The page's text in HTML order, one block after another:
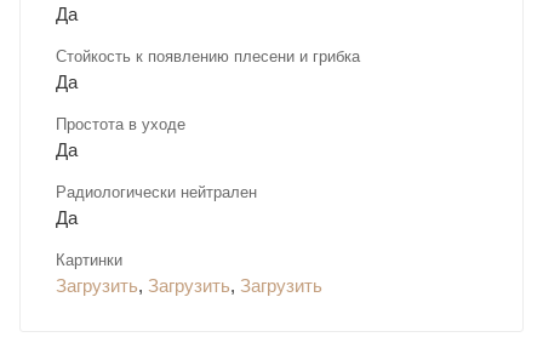
Да
Стойкость к появлению плесени и грибка
Да
Простота в уходе
Да
Радиологически нейтрален
Да
Картинки
Загрузить, Загрузить, Загрузить